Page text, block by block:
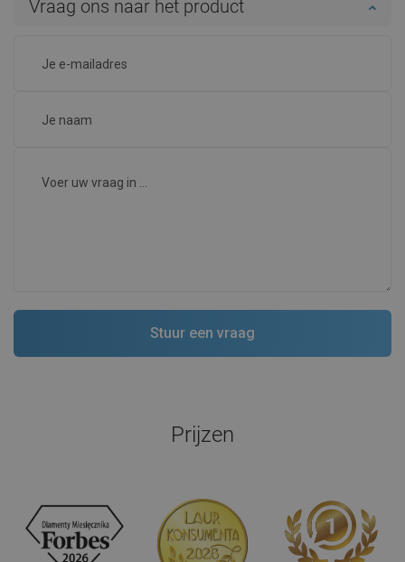
Vraag ons naar het product
Prijzen